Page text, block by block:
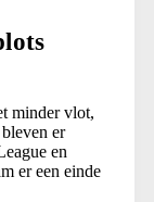
minder vlot,
er
en
er een einde